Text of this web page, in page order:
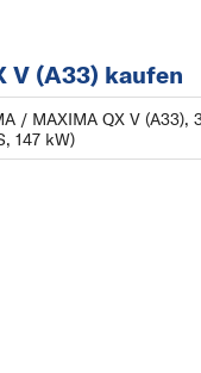
V (A33) kaufen
/ MAXIMA QX V (A33),
147 kW)